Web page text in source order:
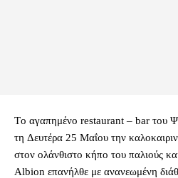
Tο αγαπημένο restaurant – bar του
τη Δευτέρα 25 Μαΐου την
στον ολάνθιστο κήπο του παλιούς
Albion επανήλθε με ανανεωμένη